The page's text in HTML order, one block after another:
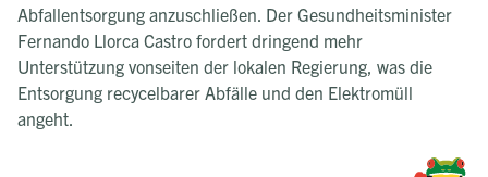
Abfallentsorgung anzuschließen. Der Gesundheitsminister
Fernando Llorca Castro fordert dringend mehr
Unterstützung vonseiten der lokalen Regierung, was die
Entsorgung recycelbarer Abfälle und den Elektromüll
angeht.